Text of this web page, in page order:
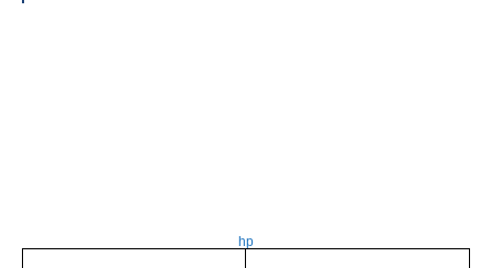
hp